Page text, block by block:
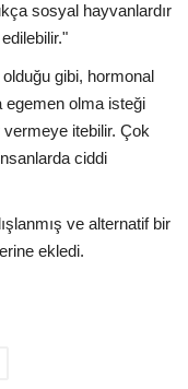
sosyal hayvanlardır
gibi, hormonal
egemen olma isteği
itebilir. Çok
ciddi
ve alternatif bir
ekledi.